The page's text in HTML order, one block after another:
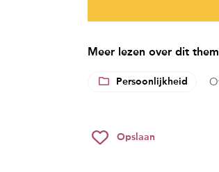
Meer lezen over dit
Persoonlijkheid
Opslaan